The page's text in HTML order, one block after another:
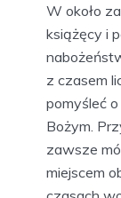
W około
książęcy i
z czasem
pomyśleć
Bożym.
zawsze
miejscem